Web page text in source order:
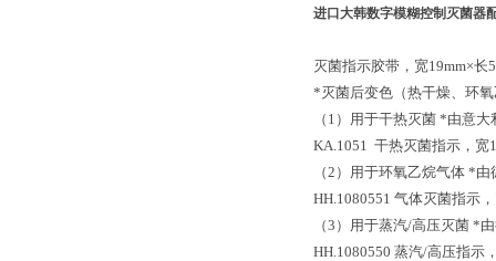
进口大韩数字模糊控制灭菌器
灭菌指示胶带，宽19mm×长
*灭菌后变色（热干燥、环
（1）用于干热灭菌 *由意
KA.1051 干热灭菌指示，
（2）用于环氧乙烷气体 *
HH.1080551 气体灭菌指示
（3）用于蒸汽/高压灭菌 *
HH.1080550 蒸汽/高压指示